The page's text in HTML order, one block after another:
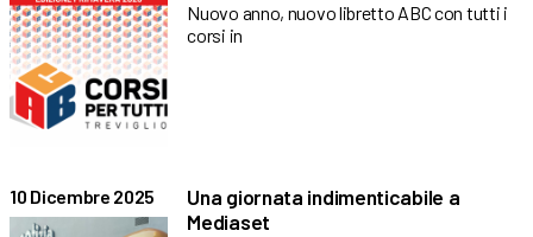
Nuovo anno, nuovo libretto ABC con tutti i
corsi in
10 Dicembre 2025
Una giornata indimenticabile a
Mediaset